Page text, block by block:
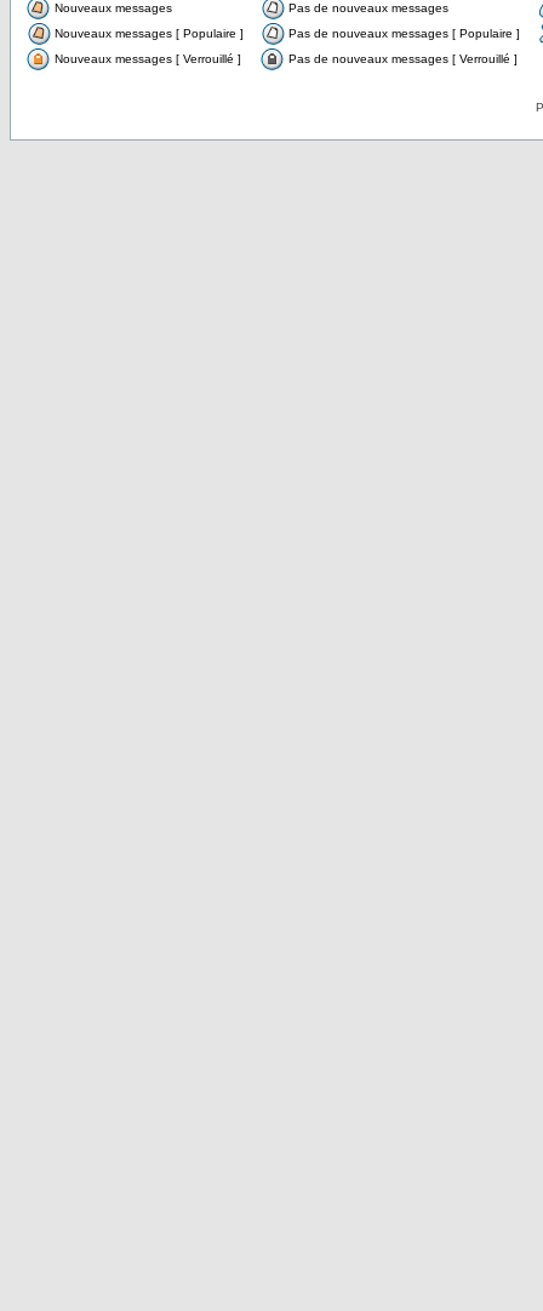
Nouveaux messages
Pas de nouveaux messages
Nouveaux messages [ Populaire ]
Pas de nouveaux messages [ Populaire ]
Nouveaux messages [ Verrouillé ]
Pas de nouveaux messages [ Verrouillé ]